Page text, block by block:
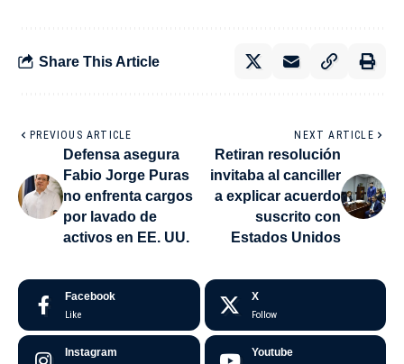
Share This Article
PREVIOUS ARTICLE
Defensa asegura
Fabio Jorge Puras
no enfrenta cargos
por lavado de
activos en EE. UU.
NEXT ARTICLE
Retiran resolución
invitaba al canciller
a explicar acuerdo
suscrito con
Estados Unidos
Facebook
Like
X
Follow
Instagram Youtube